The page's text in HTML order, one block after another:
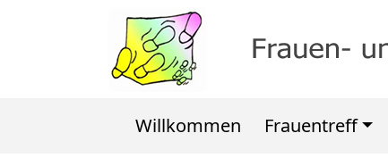
Willkommen Frauentreff